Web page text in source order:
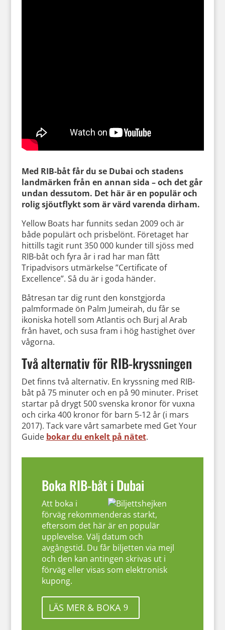
Med RIB-båt får du se Dubai och stadens
landmärken från en annan sida – och det går
undan dessutom. Det här är en populär och
rolig sjöutflykt som är värd varenda dirham.
Yellow Boats har funnits sedan 2009 och är
både populärt och prisbelönt. Företaget har
hittills tagit runt 350 000 kunder till sjöss med
RIB-båt och fyra år i rad har man fått
Tripadvisors utmärkelse ”Certificate of
Excellence”. Så du är i goda händer.
Båtresan tar dig runt den konstgjorda
palmformade ön Palm Jumeirah, du får se
ikoniska hotell som Atlantis och Burj al Arab
från havet, och susa fram i hög hastighet över
vågorna.
Två alternativ för RIB-kryssningen
Det finns två alternativ. En kryssning med RIB-
båt på 75 minuter och en på 90 minuter. Priset
startar på drygt 500 svenska kronor för vuxna
och cirka 400 kronor för barn 5-12 år (i mars
2017). Tack vare vårt samarbete med Get Your
Guide bokar du enkelt på nätet.
Boka RIB-båt i Dubai
Att boka i
förväg rekommenderas starkt,
eftersom det här är en populär
upplevelse. Välj datum och
avgångstid. Du får biljetten via mejl
och den kan antingen skrivas ut i
förväg eller visas som elektronisk
kupong.
LÄS MER & BOKA